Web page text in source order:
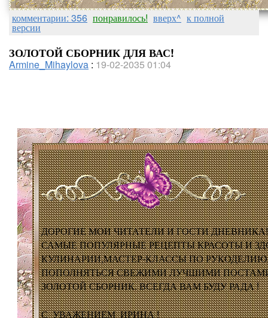
комментарии: 356 понравилось! вверх^ к полной
версии
ЗОЛОТОЙ СБОРНИК ДЛЯ ВАС!
Armine_Mihaylova : 19-02-2035 01:04
ДОРОГИЕ МОИ ЧИТАТЕЛИ И ГОСТИ
САМЫЕ ПОПУЛЯРНЫЕ РЕЦЕПТЫ КРАСОТЫ И
КУЛИНАРИИ,МАСТЕР-КЛАССЫ ПО
ПОПОЛНЯТЬСЯ СВЕЖИМИ ЛУЧШИМИ
ЗОЛОТОЙ СБОРНИК. ВСЕГДА ВАМ БУДУ РАДА !
С УВАЖЕНИЕМ ИРИНА !